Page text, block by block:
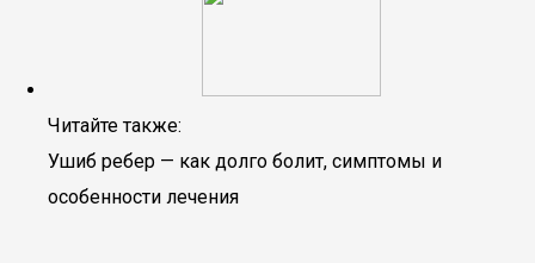
Читайте также:
Ушиб ребер — как долго болит, симптомы и
особенности лечения